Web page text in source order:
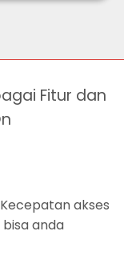
Fitur dan
akses
anda